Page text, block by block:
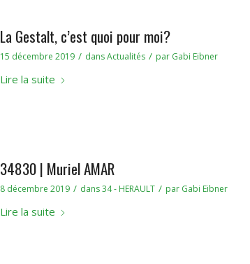
La Gestalt, c’est quoi pour moi?
15 décembre 2019 / dansActualités / par Gabi Eibner
Lire la suite
34830 | Muriel AMAR
8 décembre 2019 / dans34 - HERAULT / par Gabi Eibner
Lire la suite